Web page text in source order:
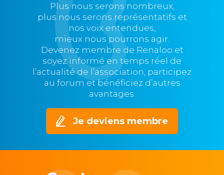
Plus nous serons nombreux,
plus nous serons représentatifs et
nos voix entendues,
mieux nous pourrons agir.
Devenez membre de Renaloo et
soyez informé en temps réel de
l’actualité de l’association, participez
au forum et bénéficiez d’autres
avantages.
Je deviens membre